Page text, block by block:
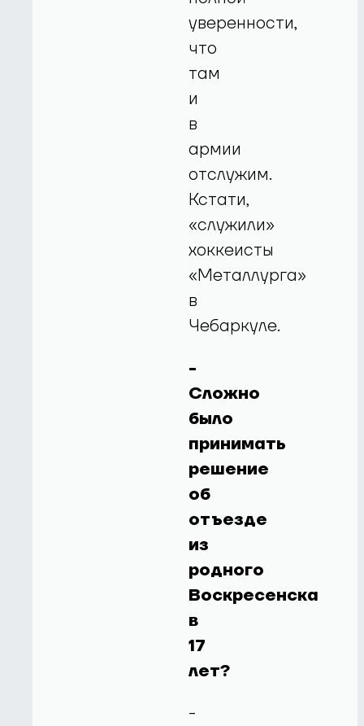
уверенности,
что
там
и
в
армии
отслужим.
Кстати,
«служили»
хоккеисты
«Металлурга»
в
Чебаркуле.
-
Сложно
было
принимать
решение
об
отъезде
из
родного
Воскресенска
в
17
лет?
-